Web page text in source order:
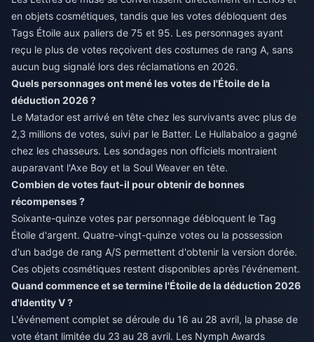
en objets cosmétiques, tandis que les votes débloquent des
Tags Étoile aux paliers de 75 et 95. Les personnages ayant
reçu le plus de votes reçoivent des costumes de rang A, sans
aucun bug signalé lors des réclamations en 2026.
Quels personnages ont mené les votes de l'Étoile de la
déduction 2026 ?
Le Matador est arrivé en tête chez les survivants avec plus de
2,3 millions de votes, suivi par le Batter. Le Hullabaloo a gagné
chez les chasseurs. Les sondages non officiels montraient
auparavant l'Axe Boy et la Soul Weaver en tête.
Combien de votes faut-il pour obtenir de bonnes
récompenses ?
Soixante-quinze votes par personnage débloquent le Tag
Étoile d'argent. Quatre-vingt-quinze votes ou la possession
d'un badge de rang A/S permettent d'obtenir la version dorée.
Ces objets cosmétiques restent disponibles après l'événement.
Quand commence et se termine l'Étoile de la déduction 2026
d'Identity V ?
L'événement complet se déroule du 16 au 28 avril, la phase de
vote étant limitée du 23 au 28 avril. Les Nymph Awards